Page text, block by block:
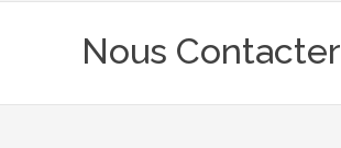
Nous Contacter